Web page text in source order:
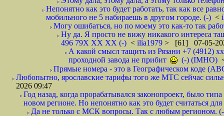
Непонятно как это будет работать, так как все
мобильного не 5 набираешь в другом городе. (-) <
Могу ошибаться, но по моему это как-то так
Ну да. Я просто не вижу никакого интереса
496 79Х ХХ ХХ (-) < ilia1979 > [61] 07-05-
А какой смысл тащить из Рязани +7 (4912)
проходной завода не прибит
(-) (IMHO)
Прямые номера - это в Географическом коде
Любопытно, ярославские тарифы того же МТС сейчас
2026 09:47
Год назад, когда прорабатывался законопроект, было
новом регионе. Но непонятно как это будет считаться
Да не только с МСК вопросы. Так с любым регионом.